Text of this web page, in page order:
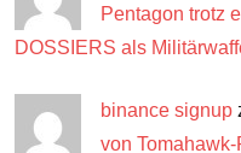
Pentagon trotz
DOSSIERS als
binance signup
von